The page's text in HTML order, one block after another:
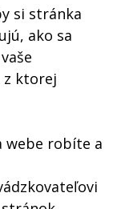
si stránka
ako sa
z ktorej
webe robíte a